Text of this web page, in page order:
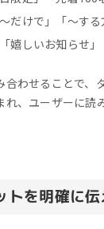
だけで」「〜する
嬉しいお知らせ」
合わせることで、
れ、ユーザーに読
トを明確に伝